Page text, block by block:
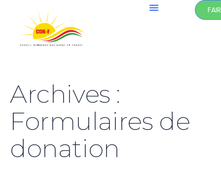
Archives :
Formulaires de
donation